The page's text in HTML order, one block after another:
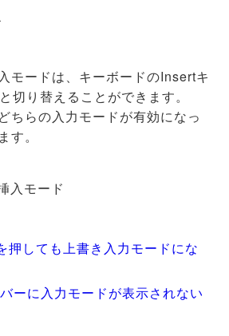
モードは、キーボードのInsertキ
切り替えることができます。
ちらの入力モードが有効になっ
す。
押しても上書き入力モードにな
ーに入力モードが表示されない